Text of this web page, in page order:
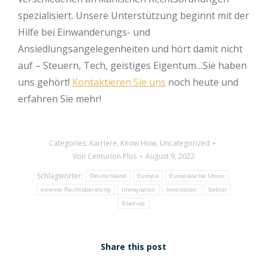
spezialisiert. Unsere Unterstützung beginnt mit der
Hilfe bei Einwanderungs- und
Ansiedlungsangelegenheiten und hört damit nicht
auf – Steuern, Tech, geistiges Eigentum…Sie haben
uns gehört! Kontaktieren Sie uns noch heute und
erfahren Sie mehr!
Categories: Karriere, Know How, Uncategorized
Von Centurion Plus
August 9, 2022
Schlagwörter:
Deutschland Europa Europäische Union
externe Rechtsberatung Immigration Innovation Sektor
Start-up
Share this post